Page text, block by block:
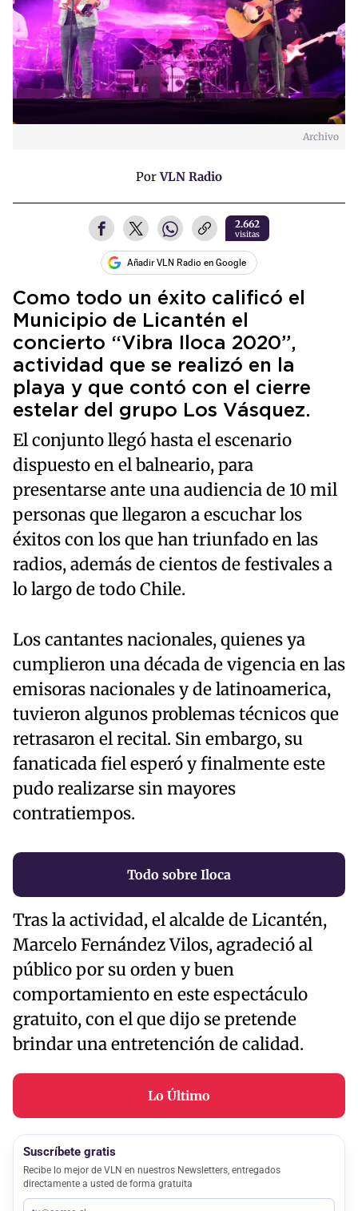
Archivo
PorVLN Radio
2.662
visitas
Añadir VLN Radio en Google
Como todo un éxito calificó el
Municipio de Licantén el
concierto “Vibra Iloca 2020”,
actividad que se realizó en la
playa y que contó con el cierre
estelar del grupo Los Vásquez.
El conjunto llegó hasta el escenario
dispuesto en el balneario, para
presentarse ante una audiencia de 10 mil
personas que llegaron a escuchar los
éxitos con los que han triunfado en las
radios, además de cientos de festivales a
lo largo de todo Chile.
Los cantantes nacionales, quienes ya
cumplieron una década de vigencia en las
emisoras nacionales y de latinoamerica,
tuvieron algunos problemas técnicos que
retrasaron el recital. Sin embargo, su
fanaticada fiel esperó y finalmente este
pudo realizarse sin mayores
contratiempos.
Todo sobre Iloca
Tras la actividad, el alcalde de Licantén,
Marcelo Fernández Vilos, agradeció al
público por su orden y buen
comportamiento en este espectáculo
gratuito, con el que dijo se pretende
brindar una entretención de calidad.
Lo Último
Suscríbete gratis
Recibe lo mejor de VLN en nuestros Newsletters, entregados
directamente a usted de forma gratuita